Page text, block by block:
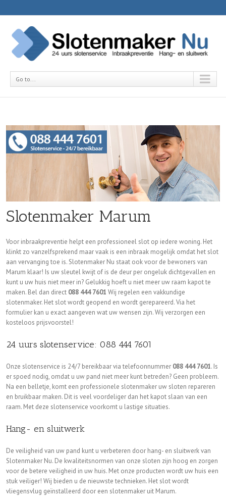
Go to...
Slotenmaker Marum
Voor inbraakpreventie helpt een professioneel slot op iedere woning. Het
klinkt zo vanzelfsprekend maar vaak is een inbraak mogelijk omdat het slot
aan vervanging toe is. Slotenmaker Nu staat ook voor de bewoners van
Marum klaar! Is uw sleutel kwijt of is de deur per ongeluk dichtgevallen en
kunt u uw huis niet meer in? Gelukkig hoeft u niet meer uw raam kapot te
maken. Bel dan direct 088 444 7601 Wij regelen een vakkundige
slotenmaker. Het slot wordt geopend en wordt gerepareerd. Via het
formulier kan u exact aangeven wat uw wensen zijn. Wij verzorgen een
kosteloos prijsvoorstel!
24 uurs slotenservice: 088 444 7601
Onze slotenservice is 24/7 bereikbaar via telefoonnummer 088 444 7601. Is
er spoed nodig, omdat u uw pand niet meer kunt betreden? Geen probleem.
Na een belletje, komt een professionele slotenmaker uw sloten repareren
en bruikbaar maken. Dit is veel voordeliger dan het kapot slaan van een
raam. Met deze slotenservice voorkomt u lastige situaties.
Hang- en sluitwerk
De veiligheid van uw pand kunt u verbeteren door hang- en sluitwerk van
Slotenmaker Nu. De kwaliteitsnormen van onze sloten zijn hoog en zorgen
voor de betere veiligheid in uw huis. Met onze producten wordt uw huis een
stuk veiliger! Wij bieden u de nieuwste technieken. Het slot wordt
vliegensvlug geïnstalleerd door een slotenmaker uit Marum.